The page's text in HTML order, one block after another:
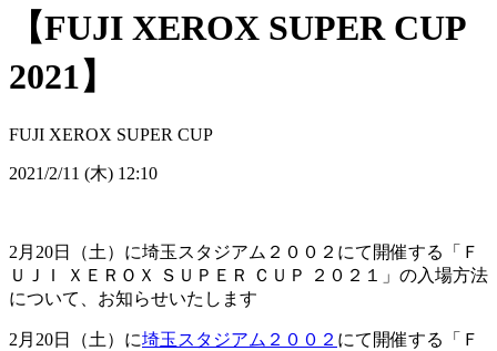
【FUJI XEROX SUPER CUP
2021】
FUJI XEROX SUPER CUP
2021/2/11 (木) 12:10
2月20日（土）に埼玉スタジアム２００２にて開催する「Ｆ
ＵＪＩ ＸＥＲＯＸ ＳＵＰＥＲ ＣＵＰ ２０２１」の入場方法
について、お知らせいたします
2月20日（土）に埼玉スタジアム２００２ にて開催する「Ｆ